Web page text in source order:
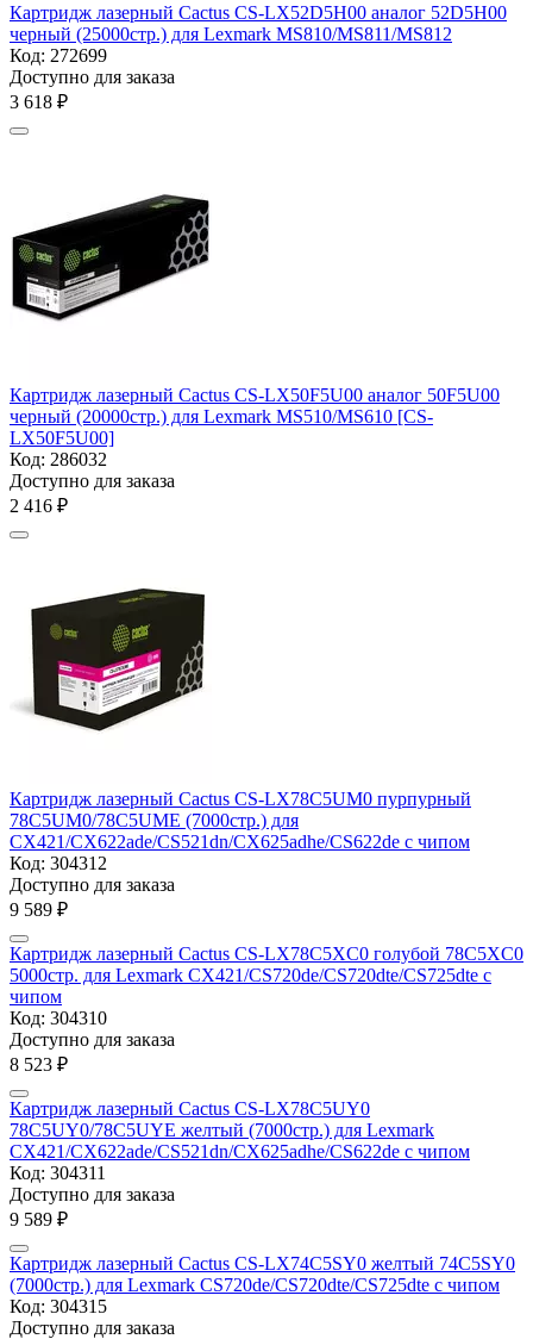
Картридж лазерный Cactus CS-LX52D5H00 аналог 52D5H00
черный (25000стр.) для Lexmark MS810/MS811/MS812
Код: 272699
Доступно для заказа
3 618 ₽
Картридж лазерный Cactus CS-LX50F5U00 аналог 50F5U00
черный (20000стр.) для Lexmark MS510/MS610 [CS-
LX50F5U00]
Код: 286032
Доступно для заказа
2 416 ₽
Картридж лазерный Cactus CS-LX78C5UM0 пурпурный
78C5UM0/78C5UME (7000стр.) для
CX421/CX622ade/CS521dn/CX625adhe/CS622de с чипом
Код: 304312
Доступно для заказа
9 589 ₽
Картридж лазерный Cactus CS-LX78C5XC0 голубой 78C5XC0
5000стр. для Lexmark CX421/CS720de/CS720dte/CS725dte с
чипом
Код: 304310
Доступно для заказа
8 523 ₽
Картридж лазерный Cactus CS-LX78C5UY0
78C5UY0/78C5UYE желтый (7000стр.) для Lexmark
CX421/CX622ade/CS521dn/CX625adhe/CS622de с чипом
Код: 304311
Доступно для заказа
9 589 ₽
Картридж лазерный Cactus CS-LX74C5SY0 желтый 74C5SY0
(7000стр.) для Lexmark CS720de/CS720dte/CS725dte с чипом
Код: 304315
Доступно для заказа